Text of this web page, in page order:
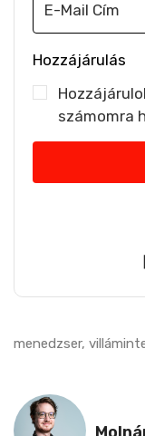
Hozzájárulás
számomra
menedzser,